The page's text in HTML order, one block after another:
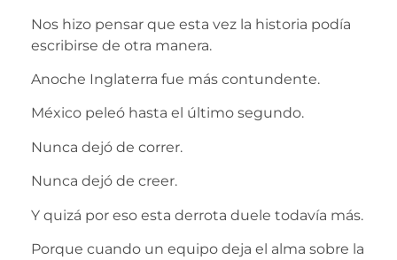
Nos hizo pensar que esta vez la historia podía
escribirse de otra manera.
Anoche Inglaterra fue más contundente.
México peleó hasta el último segundo.
Nunca dejó de correr.
Nunca dejó de creer.
Y quizá por eso esta derrota duele todavía más.
Porque cuando un equipo deja el alma sobre la